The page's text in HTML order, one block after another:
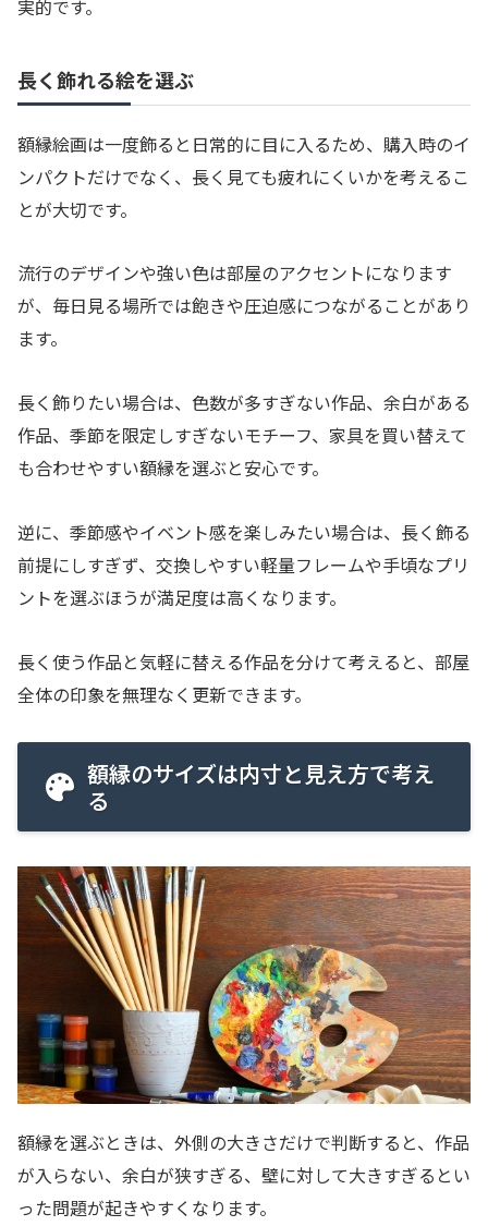
実的です。
長く飾れる絵を選ぶ
額縁絵画は一度飾ると日常的に目に入るため、購入時のイ
ンパクトだけでなく、長く見ても疲れにくいかを考えるこ
とが大切です。
流行のデザインや強い色は部屋のアクセントになります
が、毎日見る場所では飽きや圧迫感につながることがあり
ます。
長く飾りたい場合は、色数が多すぎない作品、余白がある
作品、季節を限定しすぎないモチーフ、家具を買い替えて
も合わせやすい額縁を選ぶと安心です。
逆に、季節感やイベント感を楽しみたい場合は、長く飾る
前提にしすぎず、交換しやすい軽量フレームや手頃なプリ
ントを選ぶほうが満足度は高くなります。
長く使う作品と気軽に替える作品を分けて考えると、部屋
全体の印象を無理なく更新できます。
額縁のサイズは内寸と見え方で考え
る
額縁を選ぶときは、外側の大きさだけで判断すると、作品
が入らない、余白が狭すぎる、壁に対して大きすぎるとい
った問題が起きやすくなります。